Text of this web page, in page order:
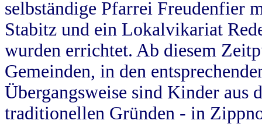
selbständige Pfarrei Freudenfier
Stabitz und ein Lokalvikariat
wurden errichtet. Ab diesem
Gemeinden, in den
Übergangsweise sind Kinder aus
traditionellen Gründen - in